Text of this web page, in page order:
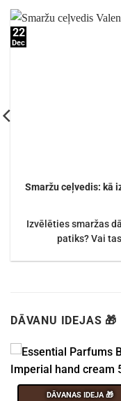
Smaržu ceļvedis: kā
Izvēlēties smaržas
patiks? Vai
22
Dec
DĀVANU IDEJAS 🎁
DĀVANAS IDEJA 🎁